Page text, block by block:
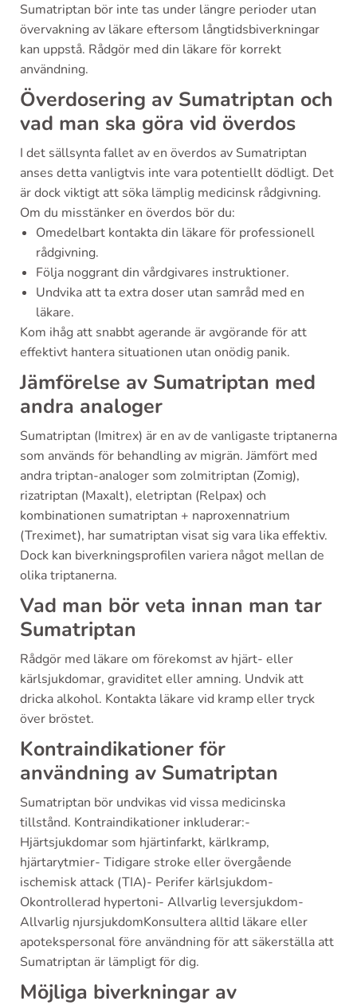
Sumatriptan bör inte tas under längre perioder utan
övervakning av läkare eftersom långtidsbiverkningar
kan uppstå. Rådgör med din läkare för korrekt
användning.
Överdosering av Sumatriptan och
vad man ska göra vid överdos
I det sällsynta fallet av en överdos av Sumatriptan
anses detta vanligtvis inte vara potentiellt dödligt. Det
är dock viktigt att söka lämplig medicinsk rådgivning.
Om du misstänker en överdos bör du:
Omedelbart kontakta din läkare för professionell
rådgivning.
Följa noggrant din vårdgivares instruktioner.
Undvika att ta extra doser utan samråd med en
läkare.
Kom ihåg att snabbt agerande är avgörande för att
effektivt hantera situationen utan onödig panik.
Jämförelse av Sumatriptan med
andra analoger
Sumatriptan (Imitrex) är en av de vanligaste triptanerna
som används för behandling av migrän. Jämfört med
andra triptan-analoger som zolmitriptan (Zomig),
rizatriptan (Maxalt), eletriptan (Relpax) och
kombinationen sumatriptan + naproxennatrium
(Treximet), har sumatriptan visat sig vara lika effektiv.
Dock kan biverkningsprofilen variera något mellan de
olika triptanerna.
Vad man bör veta innan man tar
Sumatriptan
Rådgör med läkare om förekomst av hjärt- eller
kärlsjukdomar, graviditet eller amning. Undvik att
dricka alkohol. Kontakta läkare vid kramp eller tryck
över bröstet.
Kontraindikationer för
användning av Sumatriptan
Sumatriptan bör undvikas vid vissa medicinska
tillstånd. Kontraindikationer inkluderar:-
Hjärtsjukdomar som hjärtinfarkt, kärlkramp,
hjärtarytmier- Tidigare stroke eller övergående
ischemisk attack (TIA)- Perifer kärlsjukdom-
Okontrollerad hypertoni- Allvarlig leversjukdom-
Allvarlig njursjukdomKonsultera alltid läkare eller
apotekspersonal före användning för att säkerställa att
Sumatriptan är lämpligt för dig.
Möjliga biverkningar av